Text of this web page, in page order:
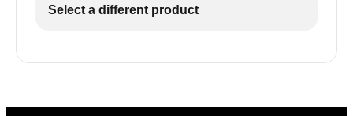
scomparto.
visualizzato.
Select a different product